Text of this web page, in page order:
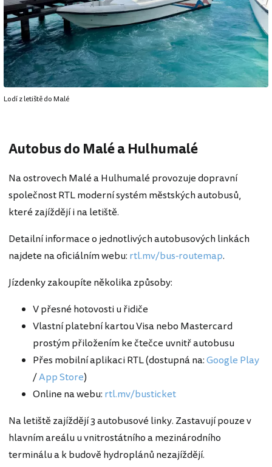
Lodí z letiště do Malé
Autobus do Malé a Hulhumalé
Na ostrovech Malé a Hulhumalé provozuje dopravní
společnost RTL moderní systém městských autobusů,
které zajíždějí i na letiště.
Detailní informace o jednotlivých autobusových linkách
najdete na oficiálním webu: rtl.mv/bus-routemap.
Jízdenky zakoupíte několika způsoby:
V přesné hotovosti u řidiče
Vlastní platební kartou Visa nebo Mastercard
prostým přiložením ke čtečce uvnitř autobusu
Přes mobilní aplikaci RTL (dostupná na:Google Play
/App Store)
Online na webu: rtl.mv/busticket
Na letiště zajíždějí 3 autobusové linky. Zastavují pouze v
hlavním areálu u vnitrostátního a mezinárodního
terminálu a k budově hydroplánů nezajíždějí.